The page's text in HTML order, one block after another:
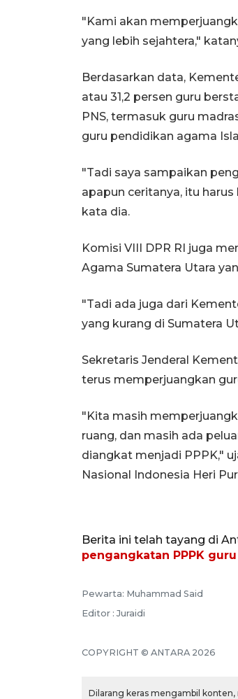
"Kami akan
yang lebih sejahtera,"
Berdasarkan data,
atau 31,2 persen guru
PNS, termasuk guru
guru pendidikan agama
"Tadi saya sampaikan
apapun ceritanya, itu
kata dia.
Komisi VIII DPR RI juga
Agama Sumatera Utara
"Tadi ada juga dari
yang kurang di Sumatera
Sekretaris Jenderal
terus memperjuangkan
"Kita masih
ruang, dan masih ada
diangkat menjadi PPPK,"
Nasional Indonesia Heri
Berita ini telah tayang di
pengangkatan PPPK
Pewarta: Muhammad Said
Editor : Juraidi
COPYRIGHT © ANTARA 2026
Dilarang keras mengambil